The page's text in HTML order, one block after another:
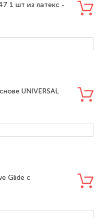
1 шт из латекс -
UNIVERSAL
Glide с